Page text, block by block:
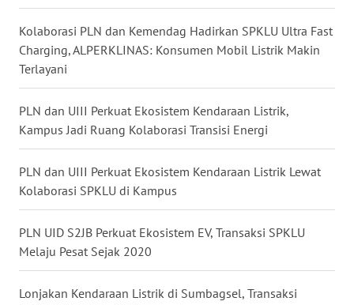
Kolaborasi PLN dan Kemendag Hadirkan SPKLU Ultra Fast
Charging, ALPERKLINAS: Konsumen Mobil Listrik Makin
Terlayani
PLN dan UIII Perkuat Ekosistem Kendaraan Listrik,
Kampus Jadi Ruang Kolaborasi Transisi Energi
PLN dan UIII Perkuat Ekosistem Kendaraan Listrik Lewat
Kolaborasi SPKLU di Kampus
PLN UID S2JB Perkuat Ekosistem EV, Transaksi SPKLU
Melaju Pesat Sejak 2020
Lonjakan Kendaraan Listrik di Sumbagsel, Transaksi
GORONTALO
WN
SULUT
WN
MALUKU
WN
MALUT
WN
DAIRI
WN